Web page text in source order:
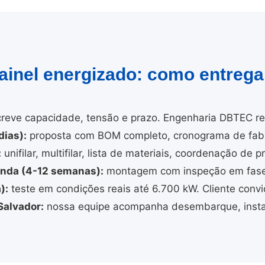
energizado: como
capacidade, tensão e prazo. Engenharia DBTEC
proposta com BOM completo, cronograma de
unifilar, multifilar, lista de materiais, coordenação de
(4-12 semanas): montagem com inspeção em
teste em condições reais até 6.700 kW. Cliente
nossa equipe acompanha desembarque,